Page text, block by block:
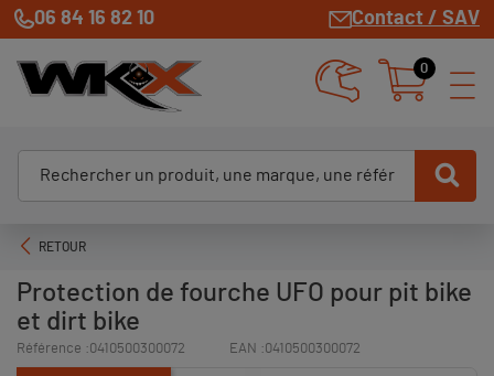
06 84 16 82 10 Contact / SAV
0
RETOUR
Protection de fourche UFO pour pit bike
et dirt bike
Référence :0410500300072 EAN :0410500300072